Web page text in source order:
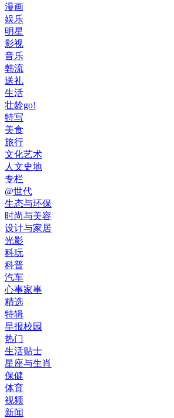
漫画
娱乐
明星
影视
音乐
韩流
送礼
生活
壮龄go!
特写
美食
旅行
文化艺术
人文史地
专栏
@世代
生态与环保
时尚与美容
设计与家居
光影
科玩
科普
汽车
心事家事
精选
特辑
早报校园
热门
生活贴士
星座与生肖
保健
体育
视频
新闻